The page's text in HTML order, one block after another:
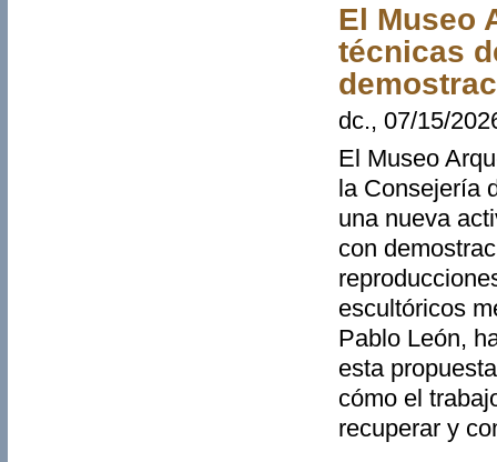
El Museo
técnicas
dc., 07/15/
El Museo
la Consejería
una nueva
con
escultóricos
Pablo León,
esta
cómo el
recuperar y